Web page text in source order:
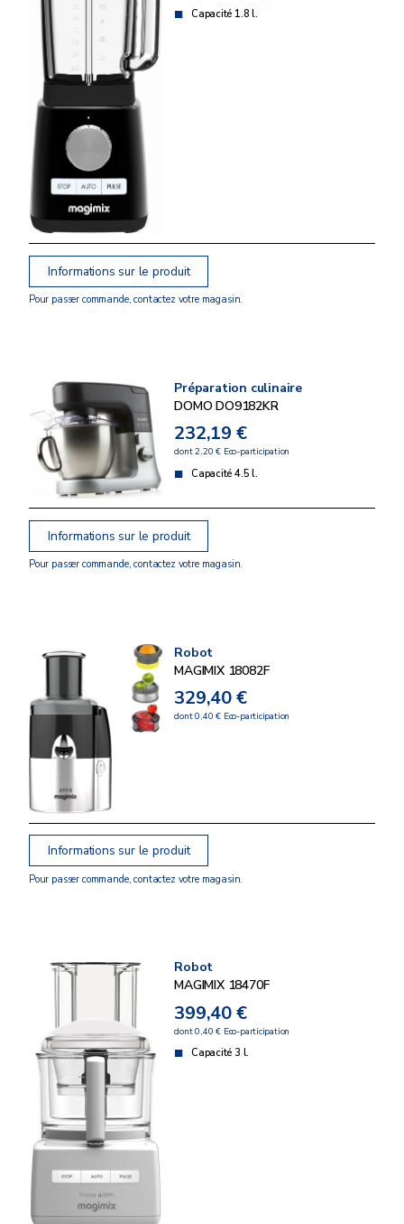
Capacité 1.8 l.
Informations sur le produit
Pour passer commande, contactez votre magasin.
Préparation culinaire
DOMO DO9182KR
232,19 €
dont 2,20 € Eco-participation
Capacité 4.5 l.
Informations sur le produit
Pour passer commande, contactez votre magasin.
Robot
MAGIMIX 18082F
329,40 €
dont 0,40 € Eco-participation
Informations sur le produit
Pour passer commande, contactez votre magasin.
Robot
MAGIMIX 18470F
399,40 €
dont 0,40 € Eco-participation
Capacité 3 l.